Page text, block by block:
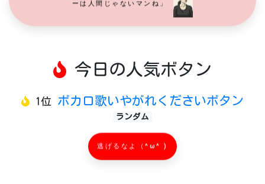
ーは人間じゃないマンね」
今日の人気ボタン
1位 ボカロ歌いやがれくださいボタン
ランダム
逃げるなよ（^ω^ )